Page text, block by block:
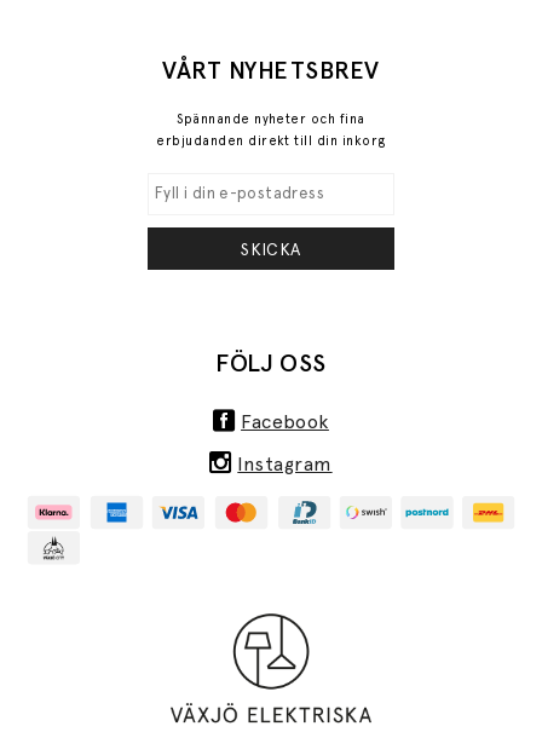
VÅRT NYHETSBREV
Spännande nyheter och fina
erbjudanden direkt till din inkorg
SKICKA
FÖLJ OSS
Facebook
Instagram